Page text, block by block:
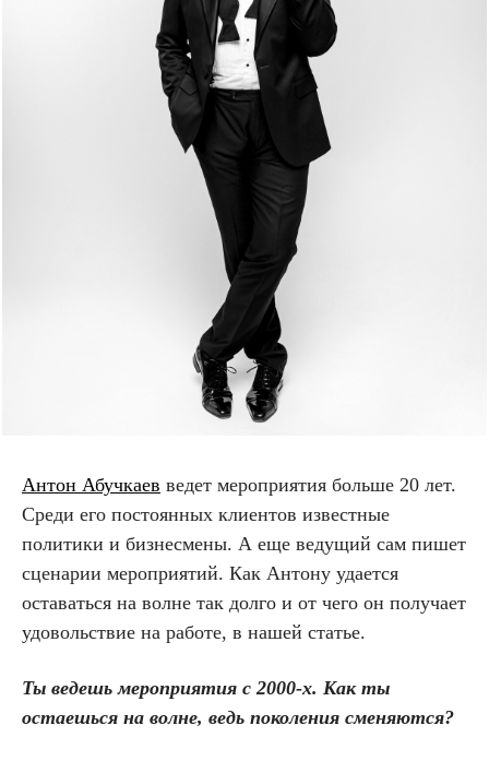
Антон Абучкаев ведет мероприятия больше 20 лет.
Среди его постоянных клиентов известные
политики и бизнесмены. А еще ведущий сам пишет
сценарии мероприятий. Как Антону удается
оставаться на волне так долго и от чего он получает
удовольствие на работе, в нашей статье.
Ты ведешь мероприятия с 2000-х. Как ты
остаешься на волне, ведь поколения сменяются?